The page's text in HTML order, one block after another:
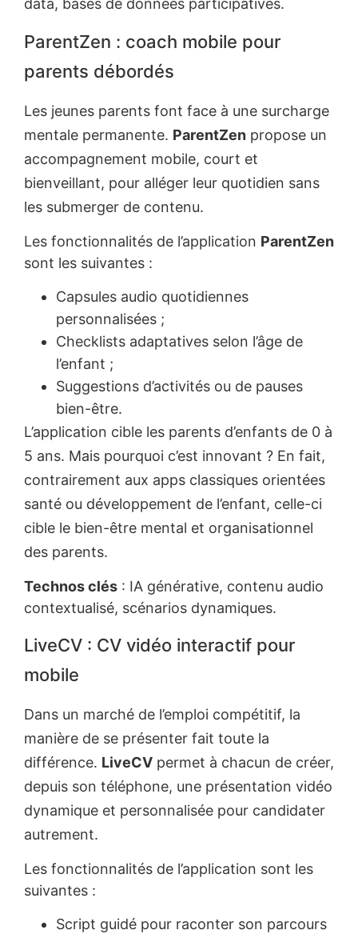
ParentZen : coach mobile pour
parents débordés
Les jeunes parents font face à une surcharge
mentale permanente. ParentZen propose un
accompagnement mobile, court et
bienveillant, pour alléger leur quotidien sans
les submerger de contenu.
Les fonctionnalités de l’application ParentZen
sont les suivantes :
Capsules audio quotidiennes
personnalisées ;
Checklists adaptatives selon l’âge de
l’enfant ;
Suggestions d’activités ou de pauses
bien-être.
L’application cible les parents d’enfants de 0 à
5 ans. Mais pourquoi c’est innovant ? En fait,
contrairement aux apps classiques orientées
santé ou développement de l’enfant, celle-ci
cible le bien-être mental et organisationnel
des parents.
Technos clés : IA générative, contenu audio
contextualisé, scénarios dynamiques.
LiveCV : CV vidéo interactif pour
mobile
Dans un marché de l’emploi compétitif, la
manière de se présenter fait toute la
différence. LiveCV permet à chacun de créer,
depuis son téléphone, une présentation vidéo
dynamique et personnalisée pour candidater
autrement.
Les fonctionnalités de l’application sont les
suivantes :
Script guidé pour raconter son parcours